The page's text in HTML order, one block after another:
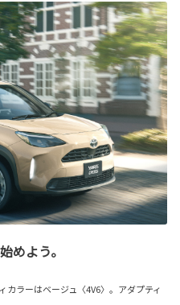
めよう。
ラーはベージュ〈4V6〉。アダプティ